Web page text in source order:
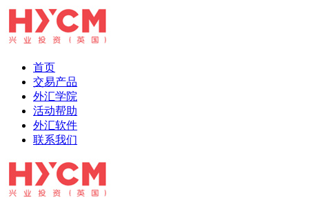
首页
交易产品
外汇学院
活动帮助
外汇软件
联系我们